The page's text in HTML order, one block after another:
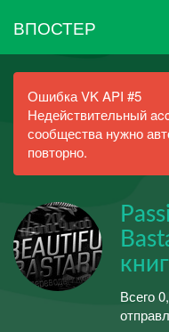
ВПОСТЕР
Ошибка VK API #5
Недействительный
сообщества нужно
повторно.
книг
Всего